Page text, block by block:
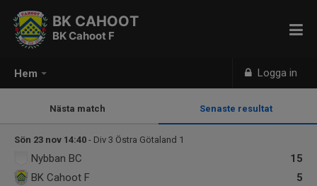
Hem Logga in
BK CAHOOT
BK Cahoot F
Nästa match Senaste resultat
Sön 23 nov 14:40 - Div 3 Östra Götaland 1
15
Nybban BC
5
BK Cahoot F